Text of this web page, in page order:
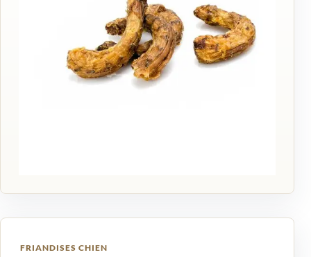
FRIANDISES CHIEN